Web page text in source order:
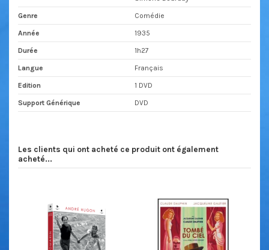
Genre Comédie
Année 1935
Durée 1h27
Langue Français
Edition 1 DVD
Support Générique DVD
Les clients qui ont acheté ce produit ont également
acheté...